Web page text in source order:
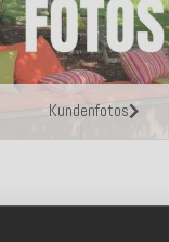
Kundenfotos